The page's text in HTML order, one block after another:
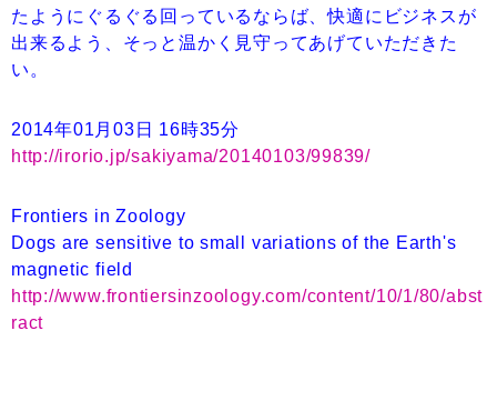
たようにぐるぐる回っているならば、快適にビジネスが
出来るよう、そっと温かく見守ってあげていただきた
い。
2014年01月03日 16時35分
http://irorio.jp/sakiyama/20140103/99839/
Frontiers in Zoology
Dogs are sensitive to small variations of the Earth's
magnetic field
http://www.frontiersinzoology.com/content/10/1/80/abst
ract